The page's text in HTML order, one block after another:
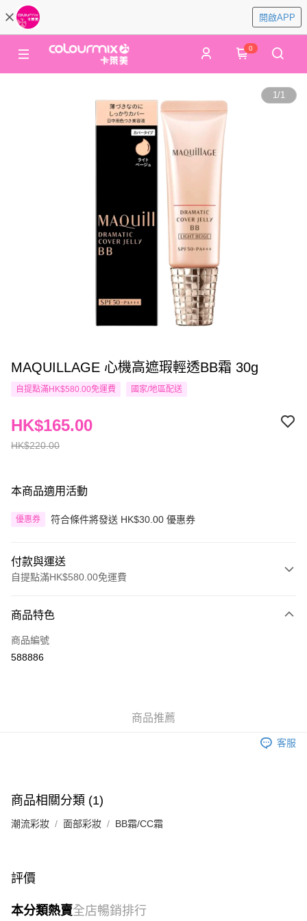
開啟APP
0
1/1
MAQUILLAGE 心機高遮瑕輕透BB霜 30g
自提點滿HK$580.00免運費 國家/地區配送
HK$220.00
HK$165.00
本商品適用活動
優惠券 符合條件將發送 HK$30.00 優惠券
付款與運送
自提點滿HK$580.00免運費
信用卡
Apple Pay
相關說明
銀行匯款 請將存款存到以下銀行帳戶，並於存款單據寫上訂單編號後電郵至
eshop@colourmix-cosmetics.com** **我們不會處理沒有提供存款單據的訂
送貨方式
每筆HK$30.00，滿HK$580.00或以上免運費
商品特色
商品編號
588886
商品推薦
客服
商品相關分類 (1)
潮流彩妝 面部彩妝 BB霜/CC霜
評價
本分類熱賣全店暢銷排行